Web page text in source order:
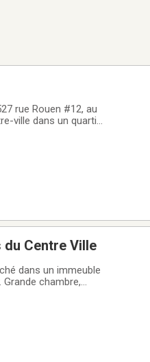
rue Rouen #12, au
ville dans un quartier
et cachet unique aux portes du Centre Ville